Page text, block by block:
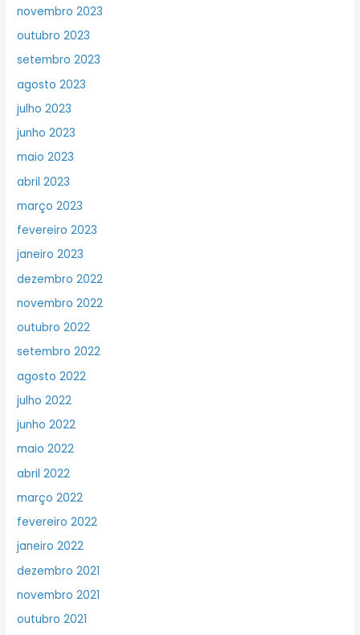
novembro 2023
outubro 2023
setembro 2023
agosto 2023
julho 2023
junho 2023
maio 2023
abril 2023
março 2023
fevereiro 2023
janeiro 2023
dezembro 2022
novembro 2022
outubro 2022
setembro 2022
agosto 2022
julho 2022
junho 2022
maio 2022
abril 2022
março 2022
fevereiro 2022
janeiro 2022
dezembro 2021
novembro 2021
outubro 2021